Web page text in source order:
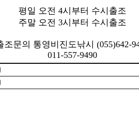
평일 오전 4시부터 수시출조
주말 오전 3시부터 수시출조
조문의 통영비진도낚시 (055)642-
011-557-9490